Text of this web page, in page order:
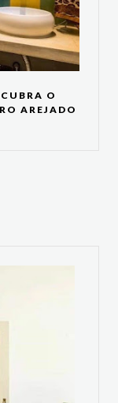
O
AREJADO